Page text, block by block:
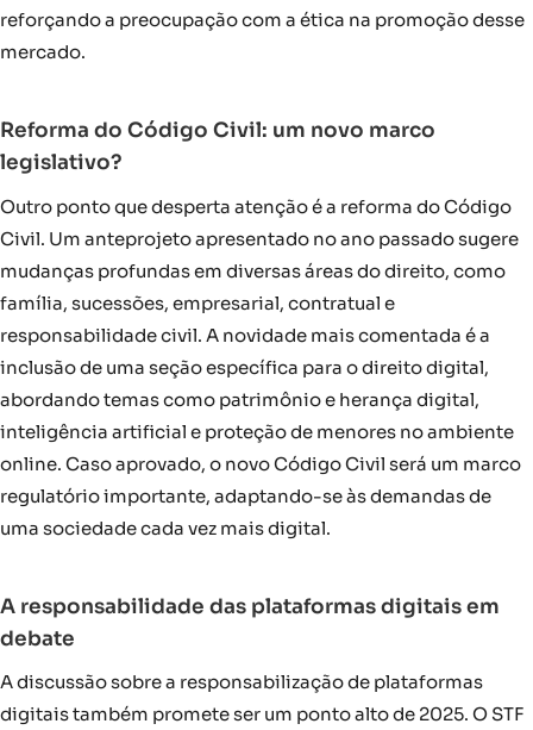
reforçando a preocupação com a ética na promoção desse
mercado.
Reforma do Código Civil: um novo marco
legislativo?
Outro ponto que desperta atenção é a reforma do Código
Civil. Um anteprojeto apresentado no ano passado sugere
mudanças profundas em diversas áreas do direito, como
família, sucessões, empresarial, contratual e
responsabilidade civil. A novidade mais comentada é a
inclusão de uma seção específica para o direito digital,
abordando temas como patrimônio e herança digital,
inteligência artificial e proteção de menores no ambiente
online. Caso aprovado, o novo Código Civil será um marco
regulatório importante, adaptando-se às demandas de
uma sociedade cada vez mais digital.
A responsabilidade das plataformas digitais em
debate
A discussão sobre a responsabilização de plataformas
digitais também promete ser um ponto alto de 2025. O STF